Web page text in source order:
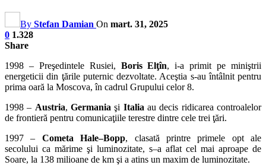
By Stefan Damian On mart. 31, 2025
0 1.328
Share
1998 – Preşedintele Rusiei, Boris Elţîn, i-a primit pe miniştrii
energeticii din ţările puternic dezvoltate. Aceştia s-au întâlnit pentru
prima oară la Moscova, în cadrul Grupului celor 8.
1998 – Austria,Germania şi Italia au decis ridicarea controalelor
de frontieră pentru comunicaţiile terestre dintre cele trei ţări.
1997 – Cometa Hale–Bopp, clasată printre primele opt ale
secolului ca mărime şi luminozitate, s–a aflat cel mai aproape de
Soare, la 138 milioane de km şi a atins un maxim de luminozitate.